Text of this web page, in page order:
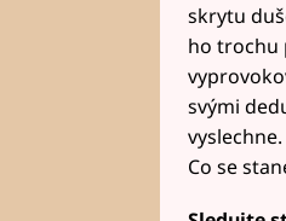
skrytu
ho trochu
svými
Co se